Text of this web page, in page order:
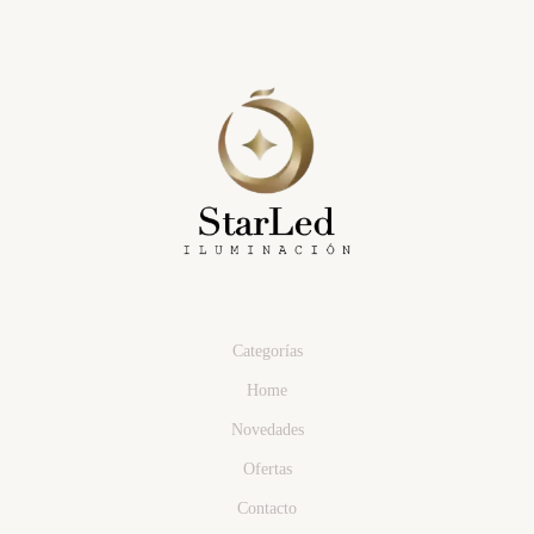
Categorías
Home
Novedades
Ofertas
Contacto